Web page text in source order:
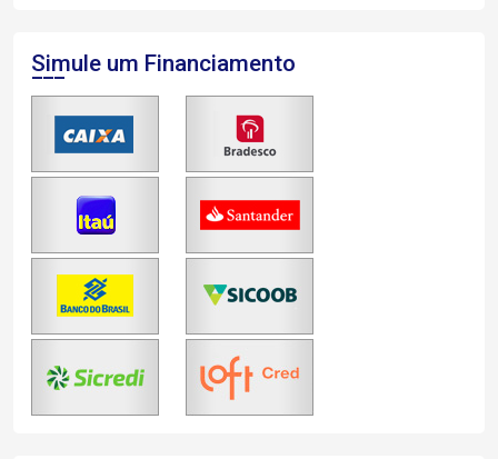
Simule um Financiamento